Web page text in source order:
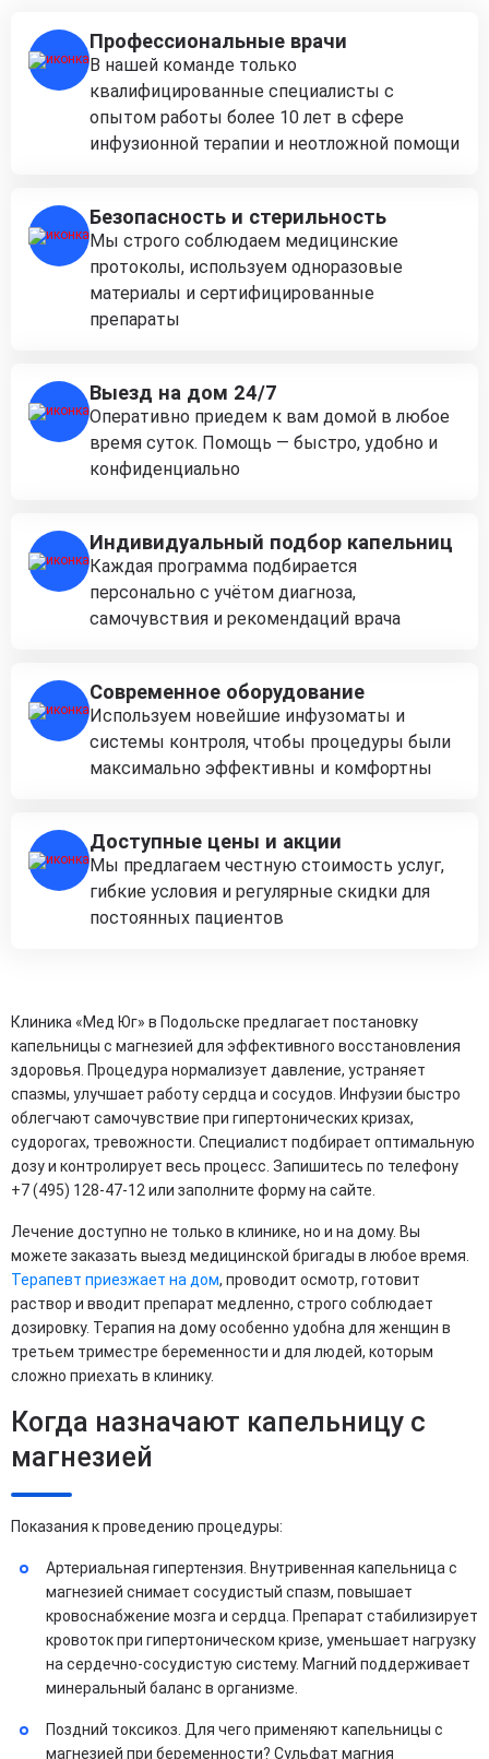
Профессиональные врачи
В нашей команде только
квалифицированные специалисты с
опытом работы более 10 лет в сфере
инфузионной терапии и неотложной помощи
Безопасность и стерильность
Мы строго соблюдаем медицинские
протоколы, используем одноразовые
материалы и сертифицированные
препараты
Выезд на дом 24/7
Оперативно приедем к вам домой в любое
время суток. Помощь — быстро, удобно и
конфиденциально
Индивидуальный подбор капельниц
Каждая программа подбирается
персонально с учётом диагноза,
самочувствия и рекомендаций врача
Современное оборудование
Используем новейшие инфузоматы и
системы контроля, чтобы процедуры были
максимально эффективны и комфортны
Доступные цены и акции
Мы предлагаем честную стоимость услуг,
гибкие условия и регулярные скидки для
постоянных пациентов
Клиника «Мед Юг» в Подольске предлагает постановку
капельницы с магнезией для эффективного восстановления
здоровья. Процедура нормализует давление, устраняет
спазмы, улучшает работу сердца и сосудов. Инфузии быстро
облегчают самочувствие при гипертонических кризах,
судорогах, тревожности. Специалист подбирает оптимальную
дозу и контролирует весь процесс. Запишитесь по телефону
+7 (495) 128-47-12 или заполните форму на сайте.
Лечение доступно не только в клинике, но и на дому. Вы
можете заказать выезд медицинской бригады в любое время.
Терапевт приезжает на дом, проводит осмотр, готовит
раствор и вводит препарат медленно, строго соблюдает
дозировку. Терапия на дому особенно удобна для женщин в
третьем триместре беременности и для людей, которым
сложно приехать в клинику.
Когда назначают капельницу с
магнезией
Показания к проведению процедуры:
Артериальная гипертензия. Внутривенная капельница с
магнезией снимает сосудистый спазм, повышает
кровоснабжение мозга и сердца. Препарат стабилизирует
кровоток при гипертоническом кризе, уменьшает нагрузку
на сердечно-сосудистую систему. Магний поддерживает
минеральный баланс в организме.
Поздний токсикоз. Для чего применяют капельницы с
магнезией при беременности? Сульфат магния